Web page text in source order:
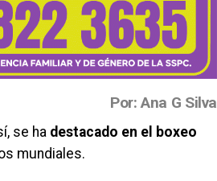
Por: Ana G Silva
se ha destacado en el boxeo
mundiales.